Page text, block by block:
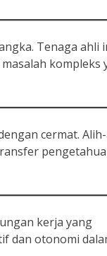
Tenaga ahli
kompleks
cermat.
kerja yang
dan otonomi